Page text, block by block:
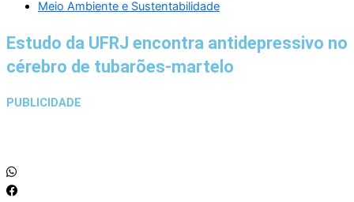
Meio Ambiente e Sustentabilidade
Estudo da UFRJ encontra antidepressivo no
cérebro de tubarões-martelo
PUBLICIDADE